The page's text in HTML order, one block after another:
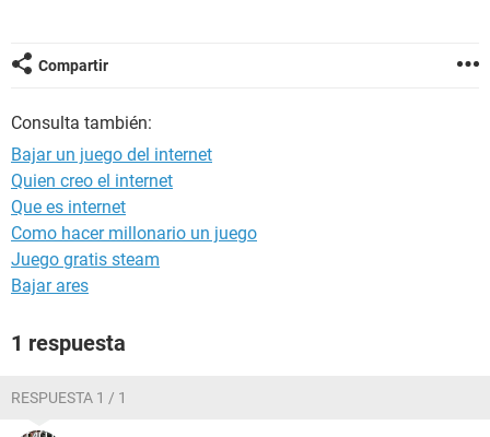
Compartir
Consulta también:
Bajar un juego del internet
Quien creo el internet
Que es internet
Como hacer millonario un juego
Juego gratis steam
Bajar ares
1 respuesta
RESPUESTA 1 / 1